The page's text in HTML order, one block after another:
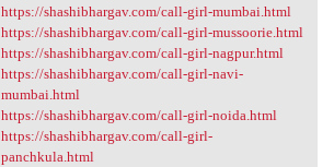
https://shashibhargav.com/call-girl-mumbai.html
https://shashibhargav.com/call-girl-mussoorie.html
https://shashibhargav.com/call-girl-nagpur.html
https://shashibhargav.com/call-girl-navi-
mumbai.html
https://shashibhargav.com/call-girl-noida.html
https://shashibhargav.com/call-girl-
panchkula.html